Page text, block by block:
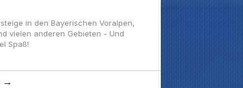
in den Bayerischen Voralpen,
vielen anderen Gebieten - Und
Spaß!
→